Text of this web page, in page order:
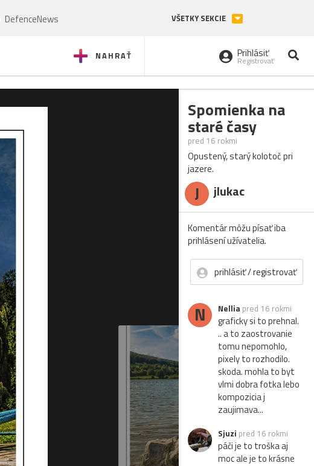
DefenceNews VŠETKY SEKCIE
NAHRAŤ Prihlásiť
Registrovať
Spomienka na
staré časy
pred 16 rokmi
Opustený, starý kolotoč pri
jazere.
J jlukac
Komentár môžu písať iba
prihlásení užívatelia.
prihlásiť / registrovať
N Nellia pred 16 rokmi
graficky si to prehnal.
.. a to zaostrovanie
tomu nepomohlo,
pixely to rozhodilo.
skoda. mohla to byt
vlmi dobra fotka lebo
kompozicia j
zaujimava...
Sjuzi pred 16 rokmi
páči je to troška aj
moc ale je to krásne